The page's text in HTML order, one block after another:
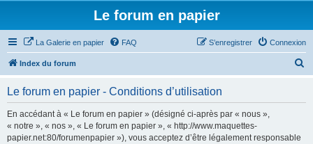
Le forum en papier
La Galerie en papier FAQ Connexion
S’enregistrer
Index du forum
Le forum en papier - Conditions d’utilisation
En accédant à « Le forum en papier » (désigné ci-après par « nous »,
« notre », « nos », « Le forum en papier », « http://www.maquettes-
papier.net:80/forumenpapier »), vous acceptez d’être légalement responsable